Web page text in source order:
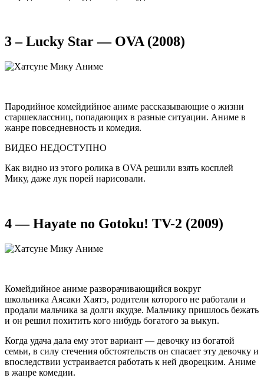
3 – Lucky Star — OVA (2008)
Пародийное комейдийное аниме рассказывающие о жизни
старшеклассниц, попадающих в разные ситуации. Аниме в
жанре повседневность и комедия.
ВИДЕО НЕДОСТУПНО
Как видно из этого ролика в OVA решили взять косплей
Мику, даже лук порей нарисовали.
4 — Hayate no Gotoku! TV-2 (2009)
Комейдийное аниме разворачивающийся вокруг
школьника Аясаки Хаятэ, родители которого не работали и
продали мальчика за долги якудзе. Мальчику пришлось бежать
и он решил похитить кого нибудь богатого за выкуп.
Когда удача дала ему этот вариант — девочку из богатой
семьи, в силу стечения обстоятельств он спасает эту девочку и
впоследствии устраивается работать к ней дворецким. Аниме
в жанре комедии.